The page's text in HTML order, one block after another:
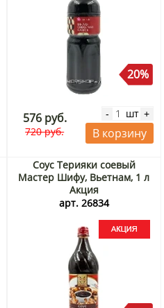
20%
576 руб.
720 руб.
- шт +
В корзину
Соус Терияки соевый
Мастер Шифу, Вьетнам, 1 л
Акция
арт. 26834